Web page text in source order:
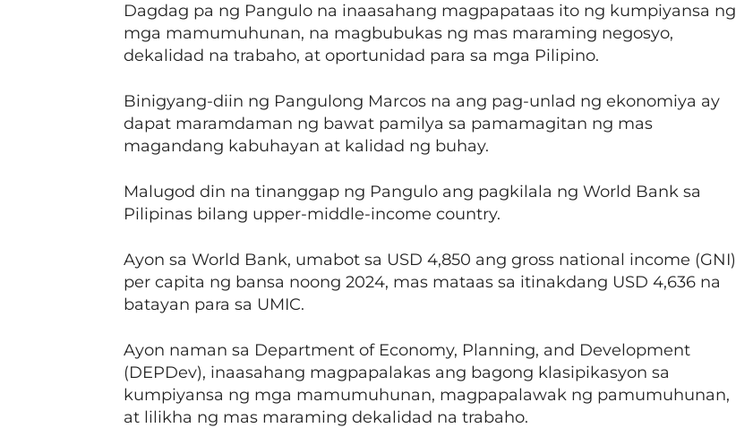
Dagdag pa ng Pangulo na inaasahang magpapataas ito ng kumpiyansa ng
mga mamumuhunan, na magbubukas ng mas maraming negosyo,
dekalidad na trabaho, at oportunidad para sa mga Pilipino.
Binigyang-diin ng Pangulong Marcos na ang pag-unlad ng ekonomiya ay
dapat maramdaman ng bawat pamilya sa pamamagitan ng mas
magandang kabuhayan at kalidad ng buhay.
Malugod din na tinanggap ng Pangulo ang pagkilala ng World Bank sa
Pilipinas bilang upper-middle-income country.
Ayon sa World Bank, umabot sa USD 4,850 ang gross national income (GNI)
per capita ng bansa noong 2024, mas mataas sa itinakdang USD 4,636 na
batayan para sa UMIC.
Ayon naman sa Department of Economy, Planning, and Development
(DEPDev), inaasahang magpapalakas ang bagong klasipikasyon sa
kumpiyansa ng mga mamumuhunan, magpapalawak ng pamumuhunan,
at lilikha ng mas maraming dekalidad na trabaho.